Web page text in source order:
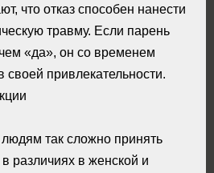
что отказ способен нанести
травму. Если парень
«да», он со временем
своей привлекательности.
так сложно принять
в различиях в женской и